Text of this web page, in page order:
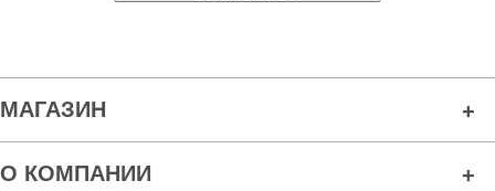
МАГАЗИН
О КОМПАНИИ